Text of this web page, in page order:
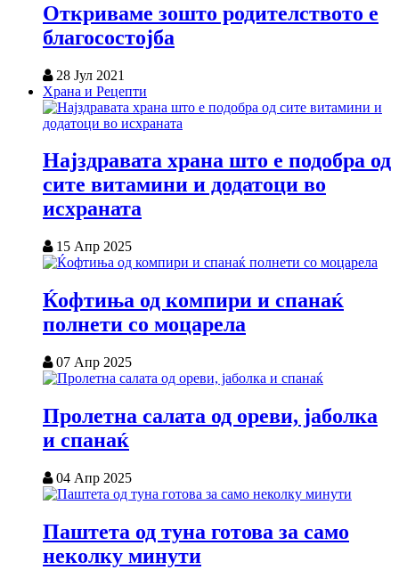
Откриваме зошто родителството е
благосостојба
28 Јул 2021
Храна и Рецепти
Најздравата храна што е подобра од
сите витамини и додатоци во
исхраната
15 Апр 2025
Ќофтиња од компири и спанаќ
полнети со моцарела
07 Апр 2025
Пролетна салата од ореви, јаболка
и спанаќ
04 Апр 2025
Паштета од туна готова за само
неколку минути